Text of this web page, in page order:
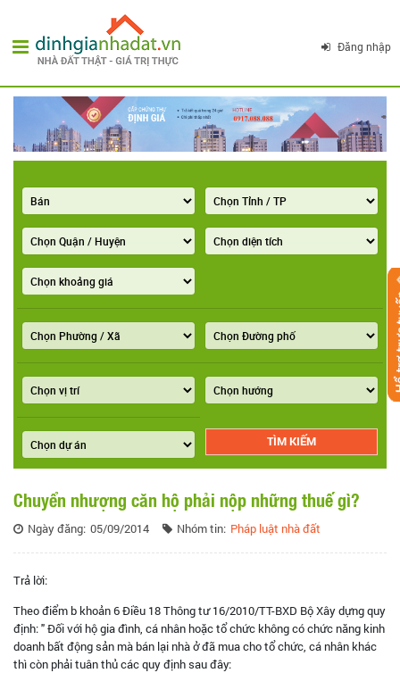
Đăng nhập
Chuyển nhượng căn hộ phải nộp những thuế gì?
Ngày đăng: 05/09/2014 Nhóm tin: Pháp luật nhà đất
Trả lời:
Theo điểm b khoản 6 Điều 18 Thông tư 16/2010/TT-BXD Bộ Xây dựng quy
định: " Đối với hộ gia đình, cá nhân hoặc tổ chức không có chức năng kinh
doanh bất động sản mà bán lại nhà ở đã mua cho tổ chức, cá nhân khác
thì còn phải tuân thủ các quy định sau đây: